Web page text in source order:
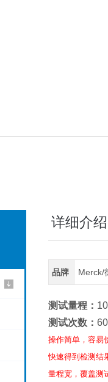
详细介绍
品牌 Merck/
测试量程：
测试次数：
操作简单，容易
快速得到检测结
量程宽，覆盖测